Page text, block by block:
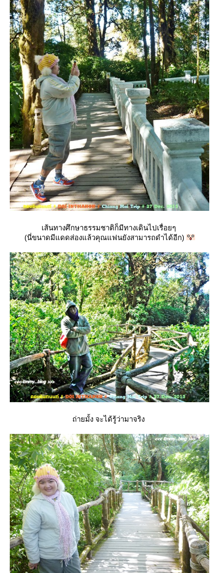
เส้นทางศึกษาธรรมชาติก็มีทางเดินไปเรื่อยๆ
(นี่ขนาดมีแดดส่องแล้วคุณแฟนยังสามารถดำได้อีก)
ถ่ายมั้ง จะได้รู้ว่ามาจริง